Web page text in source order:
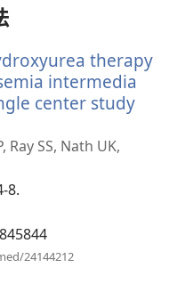
therapy
intermedia
center study
Ray SS, Nath UK,
8.
24144212